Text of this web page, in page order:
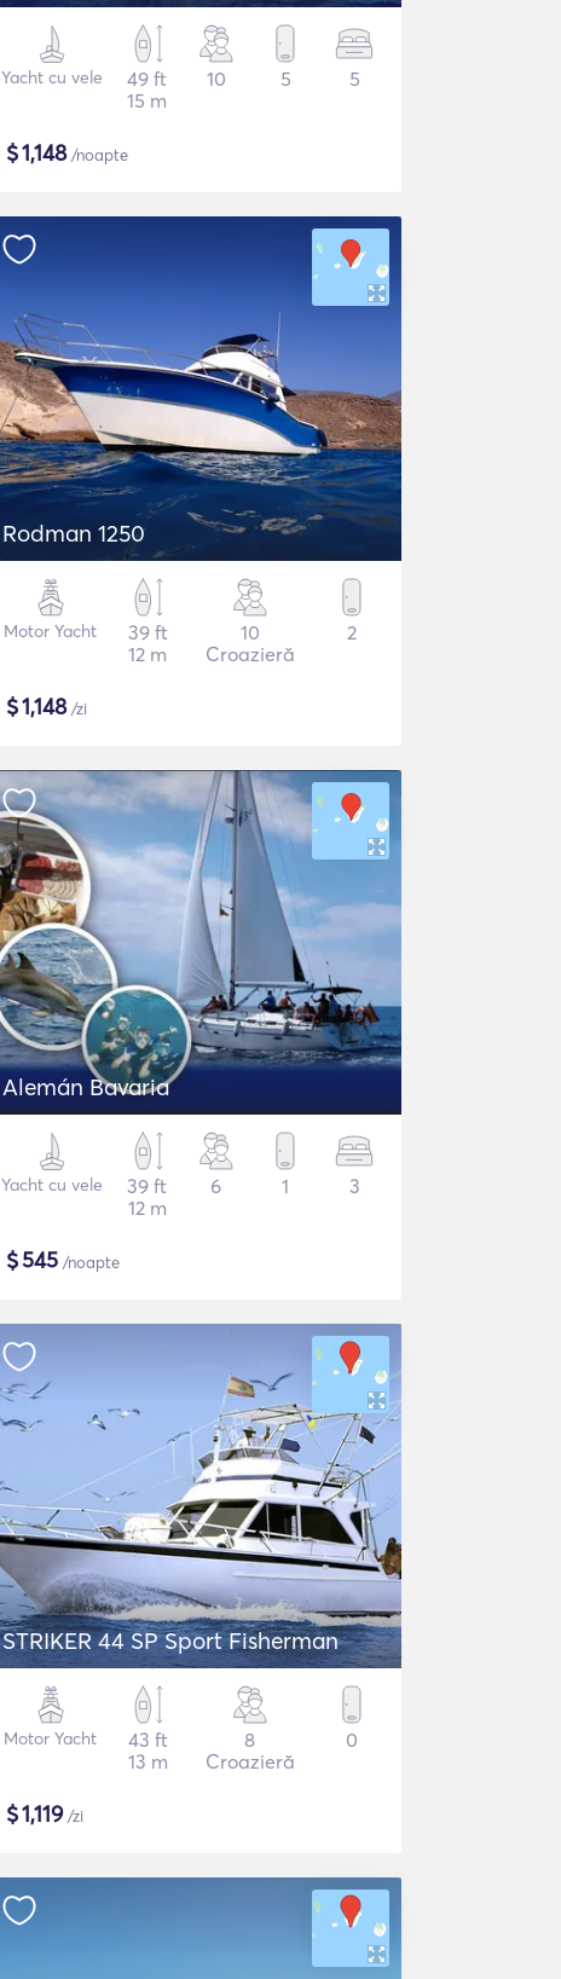
Yacht cu vele
49 ft
15 m
10 5 5
$1,148/noapte
Rodman 1250
Motor Yacht
39 ft
12 m
10
Croazieră
2
$1,148/zi
Alemán Bavaria
Yacht cu vele
39 ft
12 m
6 1 3
$545 /noapte
STRIKER 44 SP Sport Fisherman
Motor Yacht
43 ft
13 m
8
Croazieră
0
$1,119/zi